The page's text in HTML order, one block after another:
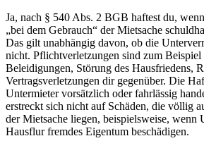
Ja, nach § 540 Abs. 2 BGB haftest du,
„bei dem Gebrauch“ der Mietsache
Das gilt unabhängig davon, ob die
nicht. Pflichtverletzungen sind zum Beispiel
Beleidigungen, Störung des Hausfriedens,
Vertragsverletzungen dir gegenüber. Die
Untermieter vorsätzlich oder fahrlässig
erstreckt sich nicht auf Schäden, die völlig
der Mietsache liegen, beispielsweise, wenn
Hausflur fremdes Eigentum beschädigen.